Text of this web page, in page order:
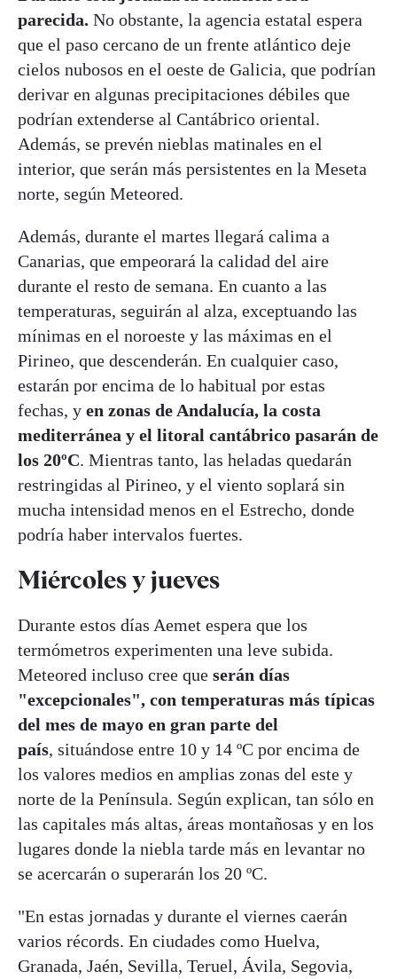
parecida. No obstante, la agencia estatal espera
que el paso cercano de un frente atlántico deje
cielos nubosos en el oeste de Galicia, que podrían
derivar en algunas precipitaciones débiles que
podrían extenderse al Cantábrico oriental.
Además, se prevén nieblas matinales en el
interior, que serán más persistentes en la Meseta
norte, según Meteored.
Además, durante el martes llegará calima a
Canarias, que empeorará la calidad del aire
durante el resto de semana. En cuanto a las
temperaturas, seguirán al alza, exceptuando las
mínimas en el noroeste y las máximas en el
Pirineo, que descenderán. En cualquier caso,
estarán por encima de lo habitual por estas
fechas, y en zonas de Andalucía, la costa
mediterránea y el litoral cantábrico pasarán de
los 20ºC. Mientras tanto, las heladas quedarán
restringidas al Pirineo, y el viento soplará sin
mucha intensidad menos en el Estrecho, donde
podría haber intervalos fuertes.
Miércoles y jueves
Durante estos días Aemet espera que los
termómetros experimenten una leve subida.
Meteored incluso cree que serán días
"excepcionales", con temperaturas más típicas
del mes de mayo en gran parte del
país, situándose entre 10 y 14 ºC por encima de
los valores medios en amplias zonas del este y
norte de la Península. Según explican, tan sólo en
las capitales más altas, áreas montañosas y en los
lugares donde la niebla tarde más en levantar no
se acercarán o superarán los 20 ºC.
"En estas jornadas y durante el viernes caerán
varios récords. En ciudades como Huelva,
Granada, Jaén, Sevilla, Teruel, Ávila, Segovia,